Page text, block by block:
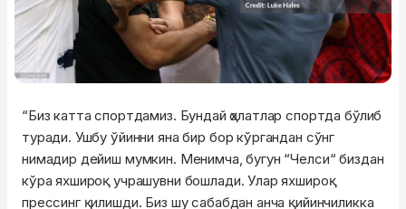
“Биз катта спортдамиз. Бундай ҳолатлар спортда бўлиб
туради. Ушбу ўйинни яна бир бор кўргандан сўнг
нимадир дейиш мумкин. Менимча, бугун “Челси“ биздан
кўра яхшироқ учрашувни бошлади. Улар яхшироқ
прессинг қилишди. Биз шу сабабдан анча қийинчиликка